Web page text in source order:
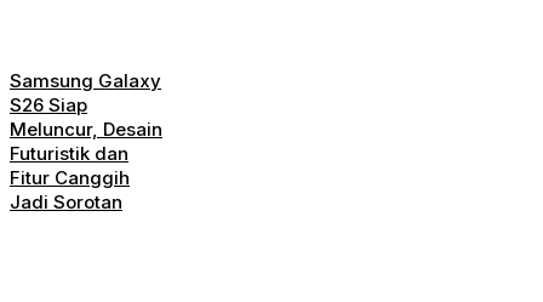
Samsung Galaxy
S26 Siap
Meluncur, Desain
Futuristik dan
Fitur Canggih
Jadi Sorotan